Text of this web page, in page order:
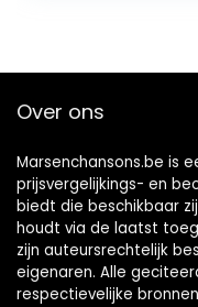
Over ons
Marsenchansons.be is
prijsvergelijkings- en
biedt die beschikbaar
houdt via de laatst
zijn auteursrechtelijk
eigenaren. Alle
respectievelijke